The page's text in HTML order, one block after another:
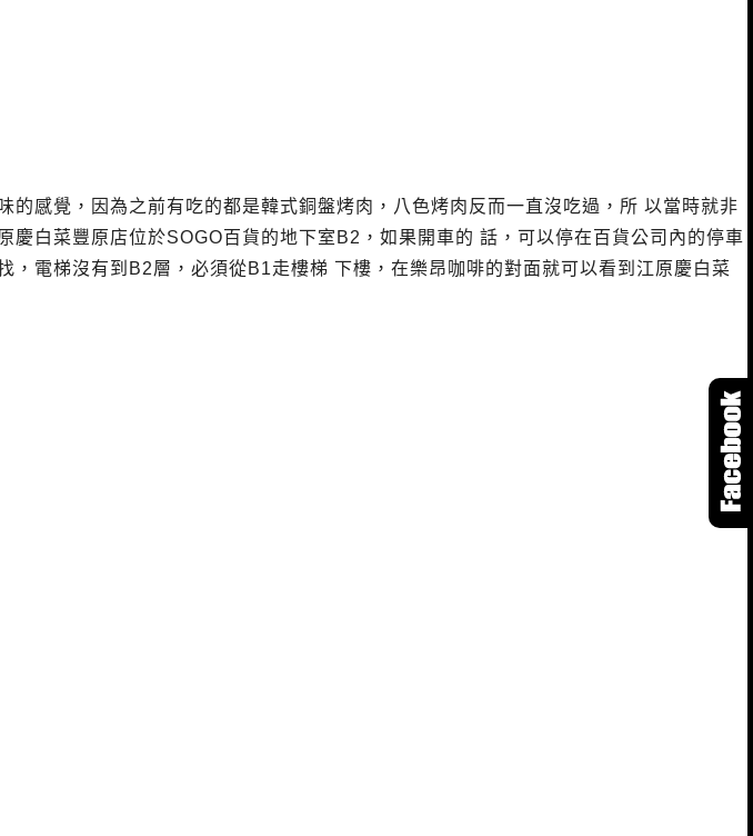
感覺，因為之前有吃的都是韓式銅盤烤肉，八色烤肉反而一直沒吃過，所 以當時就非
白菜豐原店位於SOGO百貨的地下室B2，如果開車的 話，可以停在百貨公司內的停車
電梯沒有到B2層，必須從B1走樓梯 下樓，在樂昂咖啡的對面就可以看到江原慶白菜